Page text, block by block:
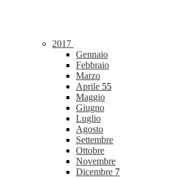
2017
Gennaio
Febbraio
Marzo
Aprile 55
Maggio
Giugno
Luglio
Agosto
Settembre
Ottobre
Novembre
Dicembre 7